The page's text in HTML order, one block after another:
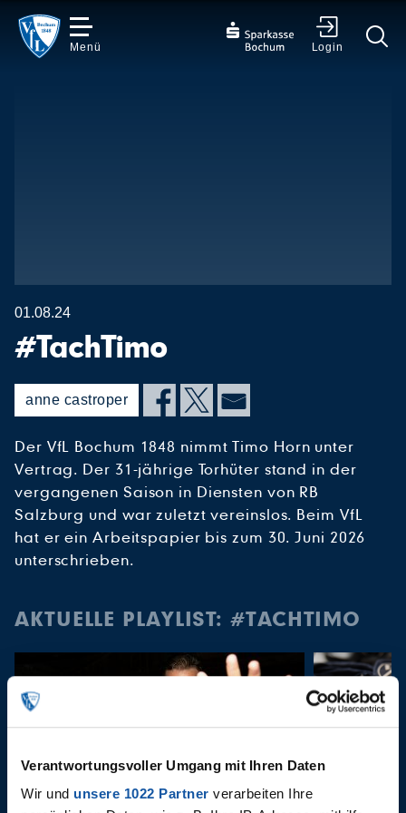
Verantwortungsvoller Umgang mit Ihren Daten
Wir und unsere 1022 Partner verarbeiten Ihre
Menü Login
01.08.24
#TachTimo
anne castroper
Der VfL Bochum 1848 nimmt Timo Horn unter
Vertrag. Der 31-jährige Torhüter stand in der
vergangenen Saison in Diensten von RB
Salzburg und war zuletzt vereinslos. Beim VfL
hat er ein Arbeitspapier bis zum 30. Juni 2026
unterschrieben.
AKTUELLE PLAYLIST: #TACHTIMO